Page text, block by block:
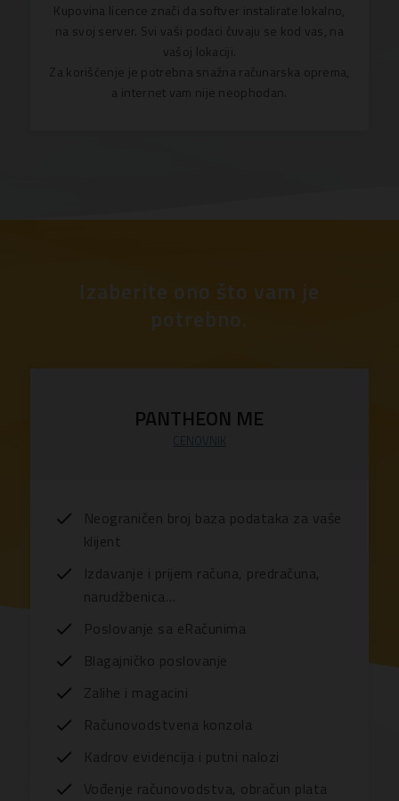
Kupovina licence znači da softver instalirate lokalno,
na svoj server. Svi vaši podaci čuvaju se kod vas, na
vašoj lokaciji.
Za korišćenje je potrebna snažna računarska oprema,
a internet vam nije neophodan.
Izaberite ono što vam je
potrebno.
PANTHEON ME
CENOVNIK
Neograničen broj baza podataka za vaše
klijent
Izdavanje i prijem računa, predračuna,
narudžbenica…
Poslovanje sa eRačunima
Blagajničko poslovanje
Zalihe i magacini
Računovodstvena konzola
Kadrov evidencija i putni nalozi
Vođenje računovodstva, obračun plata